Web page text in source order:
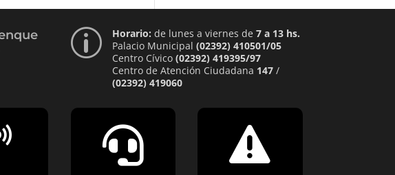
p Horario: de lunes a viernes de 7 a 13 hs.
Palacio Municipal (02392) 410501/05
Centro Cívico (02392) 419395/97
Centro de Atención Ciudadana 147/
(02392) 419060
 